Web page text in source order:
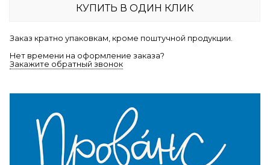
КУПИТЬ В ОДИН КЛИК
Заказ кратно упаковкам, кроме поштучной продукции.
Нет времени на оформление заказа?
Закажите обратный звонок